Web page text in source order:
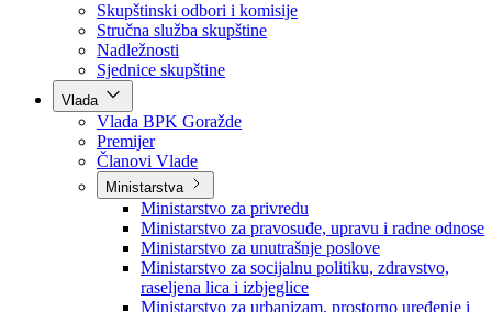
Skupštinski odbori i komisije
Stručna služba skupštine
Nadležnosti
Sjednice skupštine
Vlada
Vlada BPK Goražde
Premijer
Članovi Vlade
Ministarstva
Ministarstvo za privredu
Ministarstvo za pravosuđe, upravu i radne odnose
Ministarstvo za unutrašnje poslove
Ministarstvo za socijalnu politiku, zdravstvo,
raseljena lica i izbjeglice
Ministarstvo za urbanizam, prostorno uređenje i